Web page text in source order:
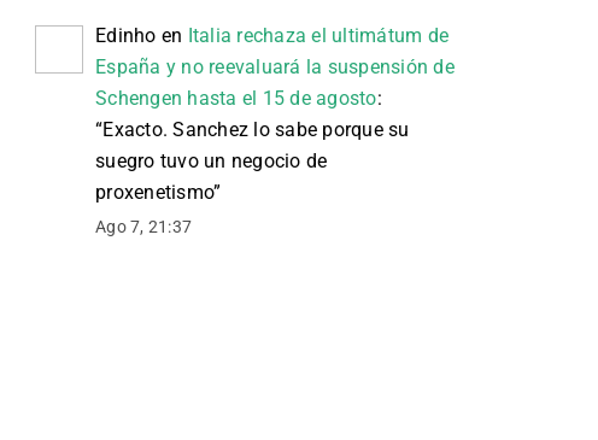
Edinho en Italia rechaza el ultimátum de
España y no reevaluará la suspensión de
Schengen hasta el 15 de agosto:
“Exacto. Sanchez lo sabe porque su
suegro tuvo un negocio de
proxenetismo”
Ago 7, 21:37